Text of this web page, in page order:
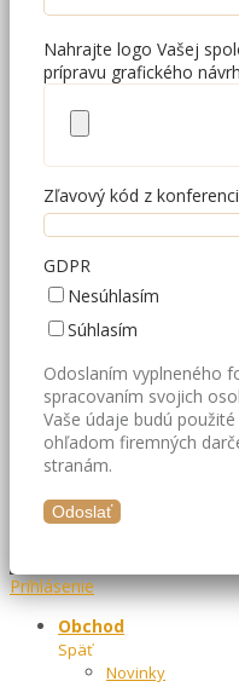
Nahrajte logo Vašej
prípravu grafického
Zľavový kód z
GDPR
Nesúhlasím
Súhlasím
Odoslaním vyplneného
spracovaním svojich
Vaše údaje budú
ohľadom firemných
stranám.
Prihlásenie
Obchod
Späť
Novinky